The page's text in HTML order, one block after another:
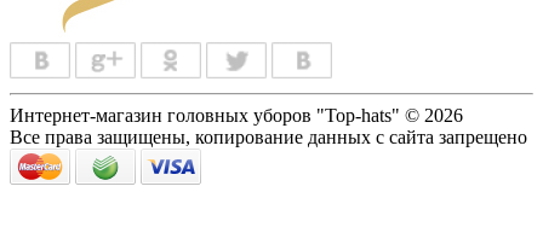
Интернет-магазин головных уборов "Top-hats" © 2026
Все права защищены, копирование данных с сайта запрещено